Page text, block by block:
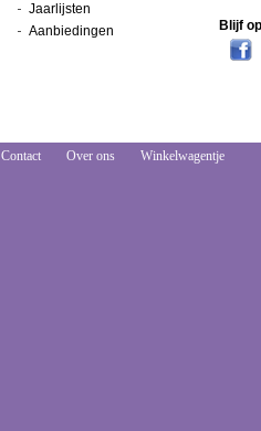
Jaarlijsten
Aanbiedingen
Blijf
Contact Over ons Winkelwagentje